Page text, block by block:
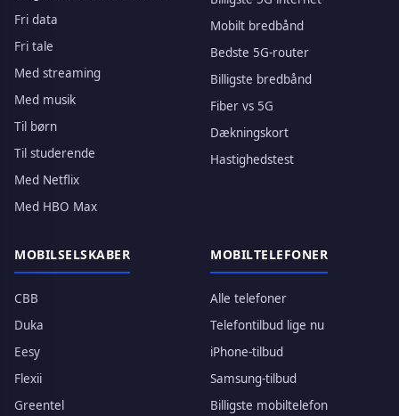
Fri data
Fri tale
Med streaming
Med musik
Til børn
Til studerende
Med Netflix
Med HBO Max
Mobilt bredbånd
Bedste 5G-router
Billigste bredbånd
Fiber vs 5G
Dækningskort
Hastighedstest
MOBILSELSKABER
CBB
Duka
Eesy
Flexii
Greentel
MOBILTELEFONER
Alle telefoner
Telefontilbud lige nu
iPhone-tilbud
Samsung-tilbud
Billigste mobiltelefon